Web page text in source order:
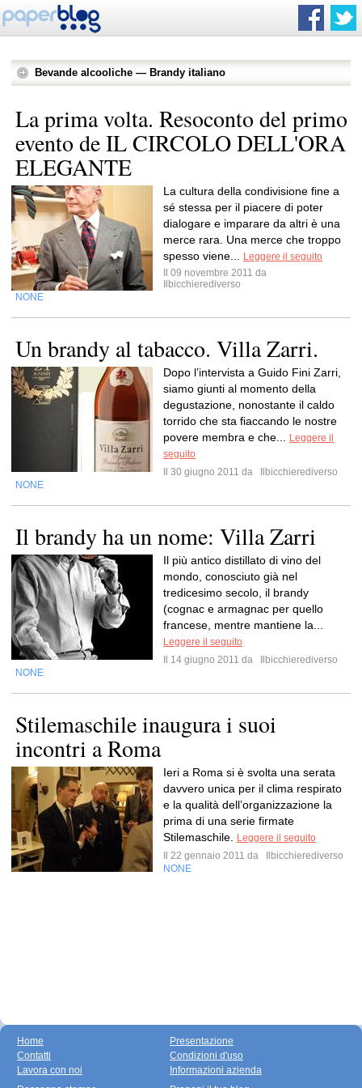
Bevande alcooliche — Brandy italiano
La prima volta. Resoconto del primo
evento de IL CIRCOLO DELL'ORA
ELEGANTE
La cultura della condivisione fine a
sé stessa per il piacere di poter
dialogare e imparare da altri è una
merce rara. Una merce che troppo
spesso viene...
Leggere il seguito
Il 09 novembre 2011 da
Ilbicchierediverso
NONE
Un brandy al tabacco. Villa Zarri.
Dopo l’intervista a Guido Fini Zarri,
siamo giunti al momento della
degustazione, nonostante il caldo
torrido che sta fiaccando le nostre
povere membra e che...
Leggere il
seguito
Il 30 giugno 2011 da
Ilbicchierediverso
NONE
Il brandy ha un nome: Villa Zarri
Il più antico distillato di vino del
mondo, conosciuto già nel
tredicesimo secolo, il brandy
(cognac e armagnac per quello
francese, mentre mantiene la...
Leggere il seguito
Il 14 giugno 2011 da
Ilbicchierediverso
NONE
Stilemaschile inaugura i suoi
incontri a Roma
Ieri a Roma si è svolta una serata
davvero unica per il clima respirato
e la qualità dell’organizzazione la
prima di una serie firmate
Stilemaschile.
Leggere il seguito
Il 22 gennaio 2011 da
Ilbicchierediverso
NONE
Home
Contatti
Lavora con noi
Presentazione
Condizioni d'uso
Informazioni azienda